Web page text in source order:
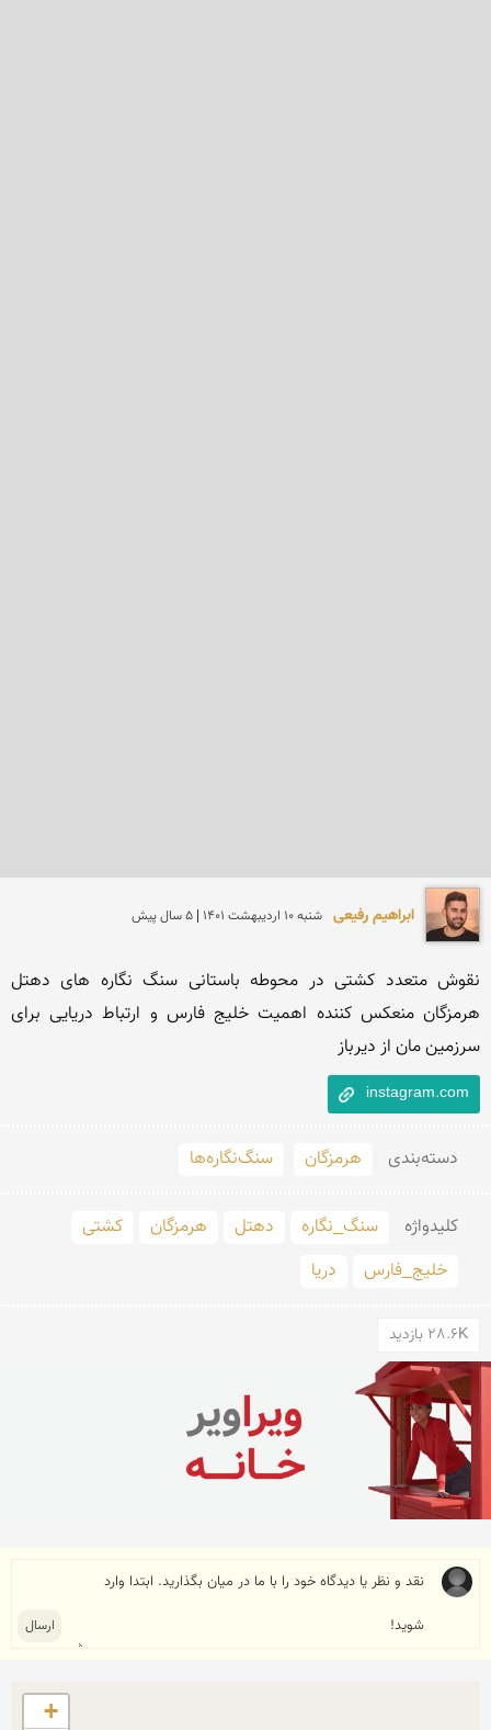
ابراهیم رفیعی شنبه 10 ارديبهشت 1401 | 5 سال پیش
سرزمین مان از دیرباز
instagram.com
دسته‌بندی هرمزگان سنگ‌نگاره‌ها
کلید‌واژه سنگ_نگاره دهتل هرمزگان
کشتی
خلیج_فارس
دریا
28.6K بازدید
+